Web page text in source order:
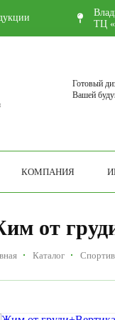
ТЦ
Готовый
Вашей
КОМПАНИЯ
от
Каталог